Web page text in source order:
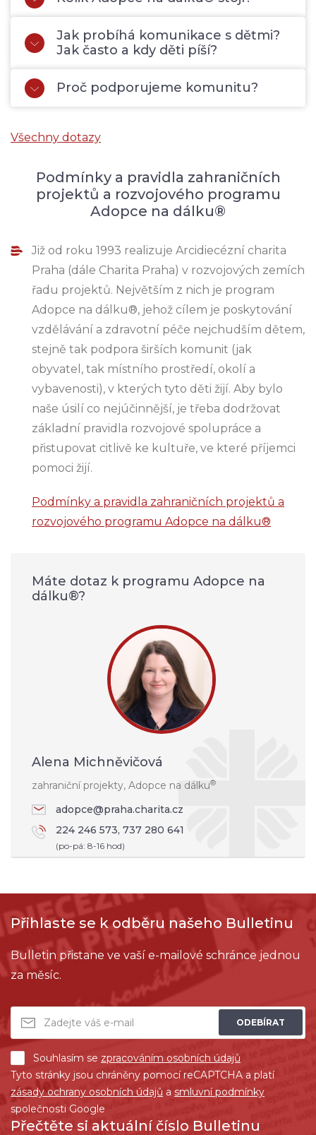
Jak probíhá komunikace s dětmi?
Jak často a kdy děti píší?
Proč podporujeme komunitu?
Všechny dotazy
Podmínky a pravidla zahraničních
projektů a rozvojového programu
Adopce na dálku®
Již od roku 1993 realizuje Arcidiecézní charita
Praha (dále Charita Praha) v rozvojových zemích
řadu projektů. Největším z nich je program
Adopce na dálku®, jehož cílem je poskytování
vzdělávání a zdravotní péče nejchudším dětem,
stejně tak podpora širších komunit (jak
obyvatel, tak místního prostředí, okolí a
vybavenosti), v kterých tyto děti žijí. Aby bylo
naše úsilí co nejúčinnější, je třeba dodržovat
základní pravidla rozvojové spolupráce a
přistupovat citlivě ke kultuře, ve které příjemci
pomoci žijí.
Podmínky a pravidla zahraničních projektů a
rozvojového programu Adopce na dálku®
Máte dotaz k programu Adopce na
dálku®?
Alena Michněvičová
zahraniční projekty, Adopce na dálku®
adopce@praha.charita.cz
224 246 573, 737 280 641
(po-pá: 8-16 hod)
Přihlaste se k odběru našeho Bulletinu
Bulletin přistane ve vaší e-mailové schránce jednou
za měsíc.
ODEBÍRAT
Souhlasím se zpracováním osobních údajů
Tyto stránky jsou chráněny pomocí reCAPTCHA a platí
zásady ochrany osobních údajů a smluvní podmínky
společnosti Google
Přečtěte si aktuální číslo Bulletinu